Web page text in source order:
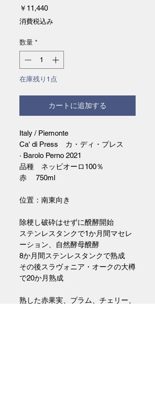
￥11,440価
格
消費税込み
数量 *
在庫残り1点
カートに追加する
Italy / Piemonte
Ca' di Press カ・ディ・プレス
· Barolo Perno 2021
品種 ネッビオーロ100％
赤 750ml
位置：南東向き
除梗し破砕はせずに醗酵開始
ステンレスタンクで1か月間マセレ
ーション、自然酵母醗酵
8か月間ステンレスタンクで熟成
その後スラヴォニア・オークの大樽
で20か月熟成
熟した赤果実、プラム、チェリー、